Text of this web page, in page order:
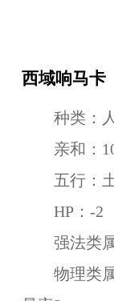
西域响马卡
种类：人
亲和：
五行：土
HP：-2
强法类属
物理类属